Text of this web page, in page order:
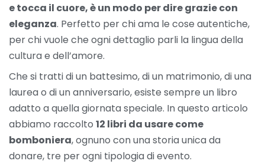
e tocca il cuore, è un modo per dire grazie con
eleganza. Perfetto per chi ama le cose autentiche,
per chi vuole che ogni dettaglio parli la lingua della
cultura e dell’amore.
Che si tratti di un battesimo, di un matrimonio, di una
laurea o di un anniversario, esiste sempre un libro
adatto a quella giornata speciale. In questo articolo
abbiamo raccolto 12 libri da usare come
bomboniera, ognuno con una storia unica da
donare, tre per ogni tipologia di evento.